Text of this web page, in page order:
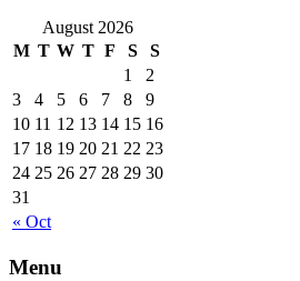
August 2026
M T W T F S S
« Oct
1
2
3
4 5 6 7 8
9
10 11 12 13 14 15 16
17 18 19 20 21 22 23
24 25 26 27 28 29 30
31
Menu